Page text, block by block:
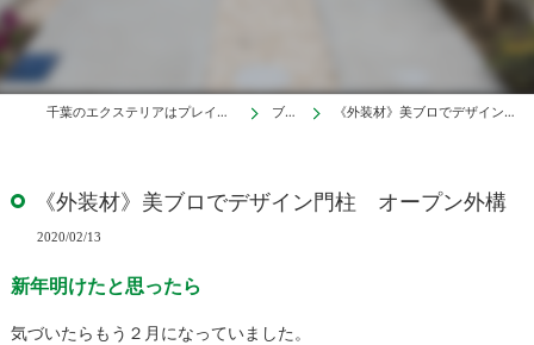
千葉のエクステリアはプレイスデザイン株式会社 ブログ 《外装材》美ブロでデザイン門柱 オープン外構
《外装材》美ブロでデザイン門柱 オープン外構
2020/02/13
新年明けたと思ったら
気づいたらもう２月になっていました。